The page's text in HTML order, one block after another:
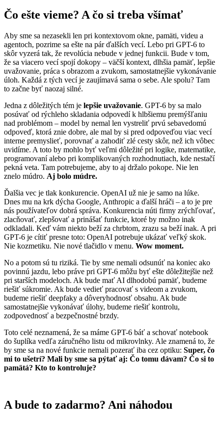
Čo ešte vieme? A čo si treba všímať
Aby sme sa nezasekli len pri kontextovom okne, pamäti, videu a
agentoch, pozrime sa ešte na pár ďalších vecí. Lebo pri GPT-6 to
skôr vyzerá tak, že revolúcia nebude v jednej funkcii. Bude v tom,
že sa viacero vecí spojí dokopy – väčší kontext, dlhšia pamäť, lepšie
uvažovanie, práca s obrazom a zvukom, samostatnejšie vykonávanie
úloh. Každá z tých vecí je zaujímavá sama o sebe. Ale spolu? Tam
to začne byť naozaj silné.
Jedna z dôležitých tém je lepšie uvažovanie. GPT-6 by sa malo
posúvať od rýchleho skladania odpovedí k hlbšiemu premýšľaniu
nad problémom – model by nemal len vystreliť prvú sebavedomú
odpoveď, ktorá znie dobre, ale mal by si pred odpoveďou viac vecí
interne premyslieť, porovnať a zahodiť zlé cesty skôr, než ich vôbec
uvidíme. A toto by mohlo byť veľmi dôležité pri logike, matematike,
programovaní alebo pri komplikovaných rozhodnutiach, kde nestačí
pekná veta. Tam potrebujeme, aby to aj držalo pokope. Nie len
znelo múdro. Aj bolo múdre.
Ďalšia vec je tlak konkurencie. OpenAI už nie je samo na lúke.
Dnes mu na krk dýcha Google, Anthropic a ďalší hráči – a to je pre
nás používateľov dobrá správa. Konkurencia núti firmy zrýchľovať,
zlacňovať, zlepšovať a prinášať funkcie, ktoré by možno inak
odkladali. Keď vám niekto beží za chrbtom, zrazu sa beží inak. A pri
GPT-6 je cítiť presne toto: OpenAI potrebuje ukázať veľký skok.
Nie kozmetiku. Nie nové tlačidlo v menu. Wow moment.
No a potom sú tu riziká. Tie by sme nemali odsunúť na koniec ako
povinnú jazdu, lebo práve pri GPT-6 môžu byť ešte dôležitejšie než
pri starších modeloch. Ak bude mať AI dlhodobú pamäť, budeme
riešiť súkromie. Ak bude vedieť pracovať s videom a zvukom,
budeme riešiť deepfaky a dôveryhodnosť obsahu. Ak bude
samostatnejšie vykonávať úlohy, budeme riešiť kontrolu,
zodpovednosť a bezpečnostné brzdy.
Toto celé neznamená, že sa máme GPT-6 báť a schovať notebook
do šuplíka vedľa záručného listu od mikrovlnky. Ale znamená to, že
by sme sa na nové funkcie nemali pozerať iba cez optiku: Super, čo
mi to ušetrí? Mali by sme sa pýtať aj: Čo tomu dávam? Čo si to
pamätá? Kto to kontroluje?
A bude to zadarmo? Ani náhodou